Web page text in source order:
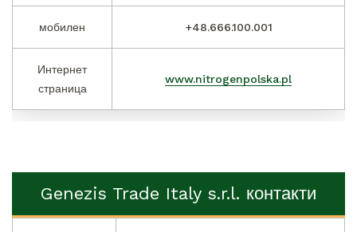
мобилен +48.666.100.001
Интернет
страница
www.nitrogenpolska.pl
Genezis Trade Italy s.r.l. контакти